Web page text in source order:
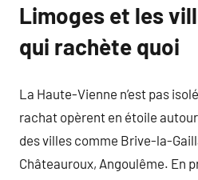
Limoges et les
qui rachète quoi
La Haute-Vienne n’est pas
rachat opèrent en étoile
des villes comme Brive-la-
Châteauroux, Angoulême. En